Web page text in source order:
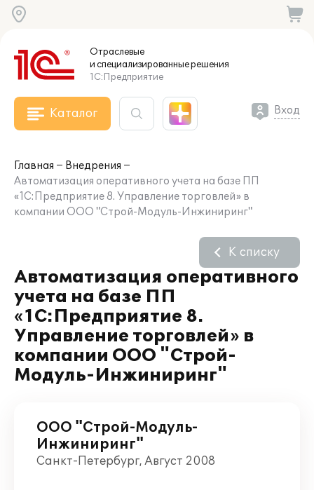
Отраслевые
и специализированныерешения
1С:Предприятие
Каталог Вход
Главная
Внедрения
Автоматизация оперативного учета на базе ПП
«1С:Предприятие 8. Управление торговлей» в
компании ООО "Строй-Модуль-Инжиниринг"
Автоматизация оперативного
учета на базе ПП
«1С:Предприятие 8.
Управление торговлей» в
компании ООО "Строй-
Модуль-Инжиниринг"
К списку
ООО "Строй-Модуль-
Инжиниринг"
Санкт-Петербург, Август 2008